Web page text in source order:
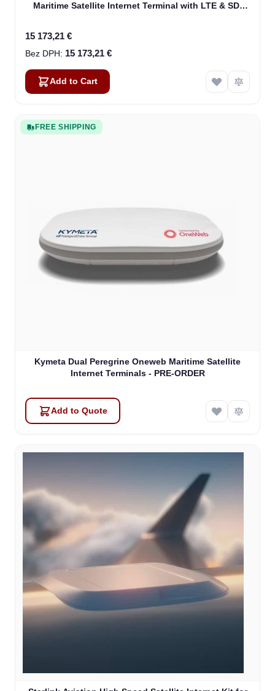
Maritime Satellite Internet Terminal with LTE & SD-
15 173,21 €
15 173,21 €
Add to Cart
FREE SHIPPING
Kymeta Dual Peregrine Oneweb Maritime Satellite
Internet Terminals - PRE-ORDER
Add to Quote